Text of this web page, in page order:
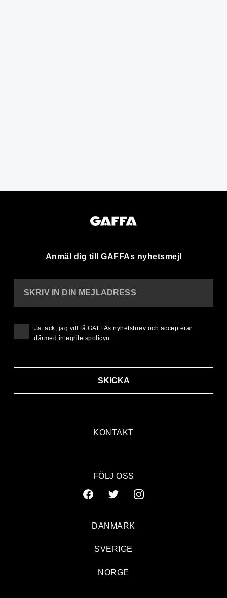
Anmäl dig till GAFFAs nyhetsmejl
KONTAKT
SKRIV IN DIN MEJLADRESS
SKICKA
Ja tack, jag vill få GAFFAs nyhetsbrev och accepterar
därmed integritetspolicyn
FÖLJ OSS
DANMARK
SVERIGE
NORGE